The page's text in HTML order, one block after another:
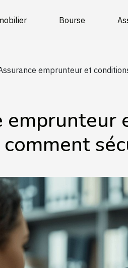
Bourse
emprunteur et
emprunteur